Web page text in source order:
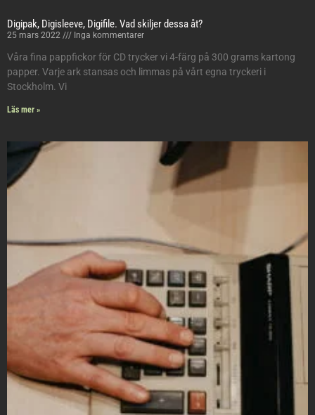
Digipak, Digisleeve, Digifile. Vad skiljer dessa åt?
25 mars 2022 Inga kommentarer
Våra fina pappfickor för CD trycker vi 4-färg på 300 grams kartong
papper. Varje ark stansas och limmas på vårt egna tryckeri i
Stockholm. Vi
Läs mer »